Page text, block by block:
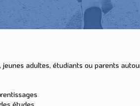
adultes, étudiants ou parents
études